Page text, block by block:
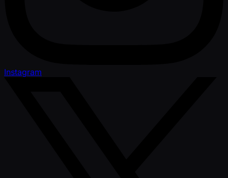
Instagram